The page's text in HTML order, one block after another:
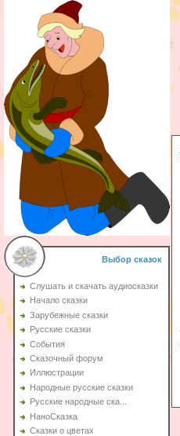
Выбор сказок
Слушать и скачать аудиосказки
Начало сказки
Зарубежные сказки
Русские сказки
События
Сказочный форум
Иллюстрации
Народные русские сказки
Русские народные ска...
НаноСказка
Сказки о цветах